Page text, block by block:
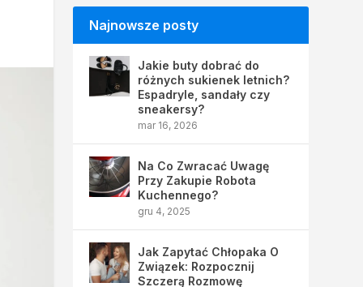
Najnowsze posty
Jakie buty dobrać do
różnych sukienek letnich?
Espadryle, sandały czy
sneakersy?
mar 16, 2026
Na Co Zwracać Uwagę
Przy Zakupie Robota
Kuchennego?
gru 4, 2025
Jak Zapytać Chłopaka O
Związek: Rozpocznij
Szczerą Rozmowę